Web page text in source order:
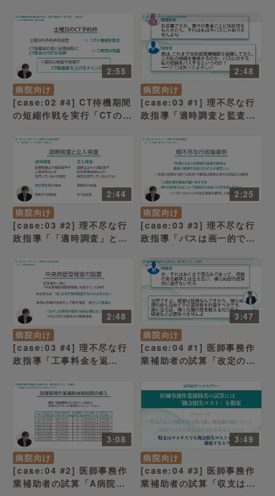
地」（病院経営ケーススタ
ディー ）
経営ケーススタディー ）
2:55
病院向け
[case:02 #4] CT待機期間
の短縮作戦を実行「CTの稼
（病院経営ケーススタディ
2:48
病院向け
[case:03 #1] 理不尽な行
政指導「適時調査と監査は
経営ケーススタディー ）
2:44
病院向け
[case:03 #2] 理不尽な行
政指導「「適時調査」と
（病院経営ケーススタディ
2:25
病院向け
[case:03 #3] 理不尽な行
政指導「パスは画一的であ
営ケーススタディー ）
2:48
病院向け
[case:03 #4] 理不尽な行
政指導「工事料金を返
タディー ）
3:47
病院向け
[case:04 #1] 医師事務作
業補助者の試算「改定の度
態が続いている」（病院経
営ケーススタディー ）
3:08
病院向け
[case:04 #2] 医師事務作
業補助者の試算「A病院で
3:49
病院向け
[case:04 #3] 医師事務作
業補助者の試算「収支はマ